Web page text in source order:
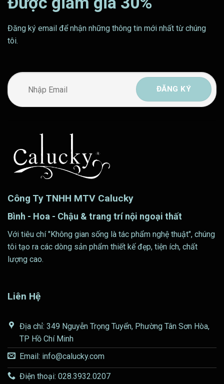
Đăng ký email để nhận những thông tin mới nhất từ chúng
tôi.
Công Ty TNHH MTV Calucky
Bình - Hoa - Chậu & trang trí nội ngoại thất
Với tiêu chí "Không gian sống là tác phẩm nghệ thuật", chúng
tôi tạo ra các dòng sản phẩm thiết kế đẹp, tiện ích, chất
lượng cao.
Liên Hệ
Địa chỉ: 349 Nguyễn Trọng Tuyển, Phường Tân Sơn Hòa,
TP Hồ Chí Minh
Email: info@calucky.com
Điện thoại: 028.3932.0207